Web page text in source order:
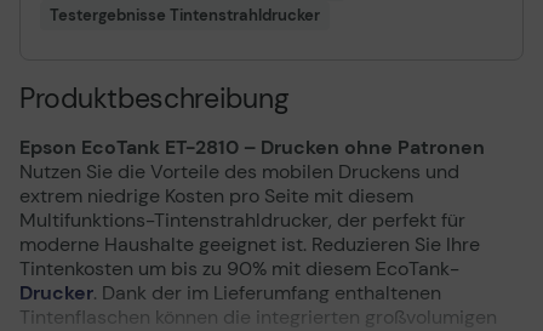
Testergebnisse Tintenstrahldrucker
Produktbeschreibung
Epson EcoTank ET-2810 – Drucken ohne Patronen
Nutzen Sie die Vorteile des mobilen Druckens und
extrem niedrige Kosten pro Seite mit diesem
Multifunktions-Tintenstrahldrucker, der perfekt für
moderne Haushalte geeignet ist. Reduzieren Sie Ihre
Tintenkosten um bis zu 90% mit diesem EcoTank-
Drucker. Dank der im Lieferumfang enthaltenen
Tintenflaschen können die integrierten großvolumigen